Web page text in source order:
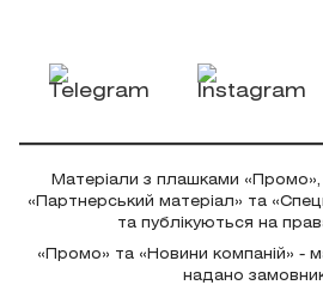
Матеріали з плашками «Промо»,
«Партнерський матеріал» та
та публікуються на
«Промо» та «Новини компаній» -
надано